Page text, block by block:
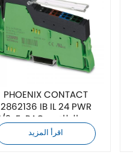
PHOENIX CONTACT
2862136 IB IL 24 PWR
IN/2-F-PAC - وحدة الطاقة
اقرأ المزيد